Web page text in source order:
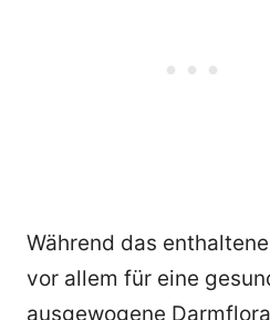
Während das
vor allem für eine
ausgewogene